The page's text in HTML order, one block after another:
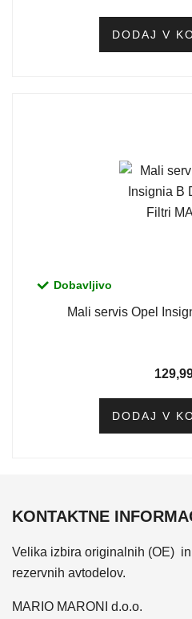
DODAJ V
Dobavljivo
Mali servis Opel
DODAJ V
KONTAKTNE
Velika izbira originalnih (OE)
rezervnih avtodelov.
MARIO MARONI d.o.o.